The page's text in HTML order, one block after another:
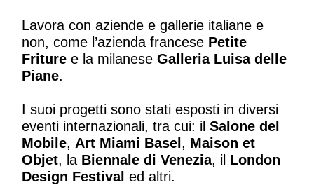
Lavora con aziende e gallerie italiane e
non, come l’azienda francese Petite
Friture e la milaneseGalleria Luisa delle
Piane.
I suoi progetti sono stati esposti in diversi
eventi internazionali, tra cui: ilSalone del
Mobile, Art Miami Basel, Maison et
Objet, la Biennale di Venezia, il London
Design Festival ed altri.